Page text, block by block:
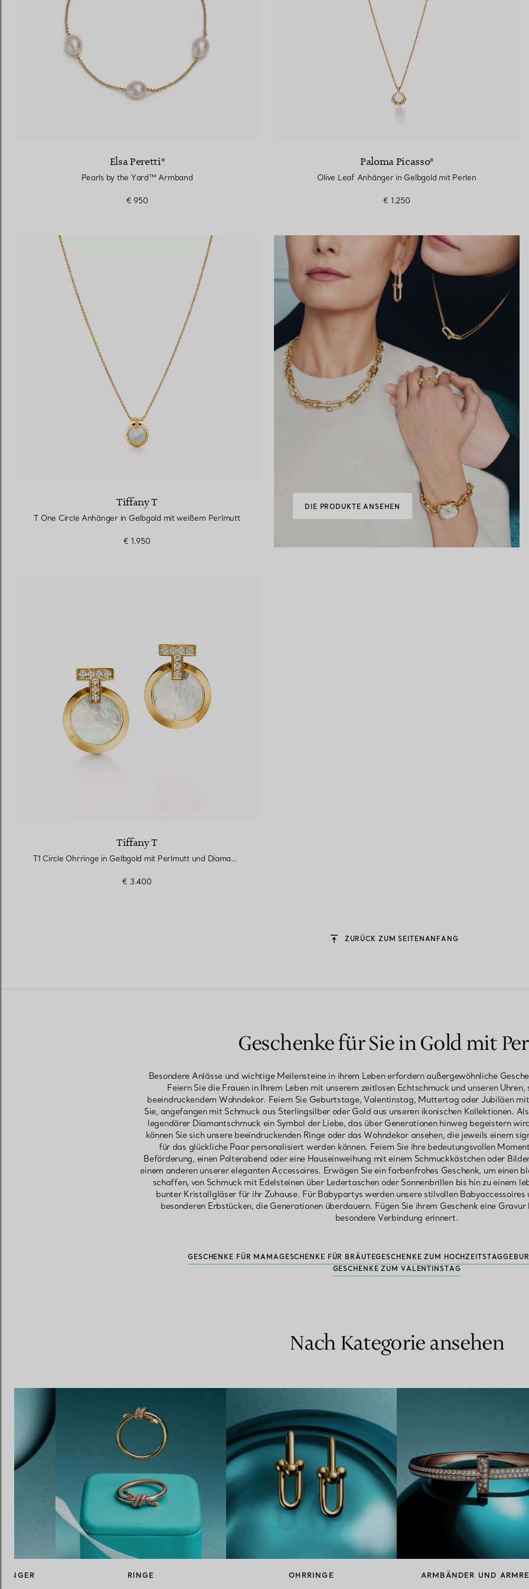
Elsa Peretti®
Pearls by the Yard™ Armband
€ 950
Paloma Picasso®
Olive Leaf Anhänger in Gelbgold mit Perlen
€ 1.250
Tiffany T
T One Circle Anhänger in Gelbgold mit weißem Perlmutt
€ 1.950
DIE PRODUKTE ANSEHEN
Tiffany T
T1 Circle Ohrringe in Gelbgold mit Perlmutt und Diamanten
€ 3.400
ZURÜCK ZUM SEITENANFANG
Geschenke für Sie in Gold mit
Besondere Anlässe und wichtige Meilensteine in ihrem Leben erfordern außergewöhnliche
Feiern Sie die Frauen in Ihrem Leben mit unserem zeitlosen Echtschmuck und unseren
beeindruckendem Wohndekor. Feiern Sie Geburtstage, Valentinstag, Muttertag oder Jubiläen
Sie, angefangen mit Schmuck aus Sterlingsilber oder Gold aus unseren ikonischen Kollektionen.
legendärer Diamantschmuck ein Symbol der Liebe, das über Generationen hinweg begeistern
können Sie sich unsere beeindruckenden Ringe oder das Wohndekor ansehen, die jeweils einem
für das glückliche Paar personalisiert werden können. Feiern Sie ihre bedeutungsvollen
Beförderung, einen Polterabend oder eine Hauseinweihung mit einem Schmuckkästchen oder
einem anderen unserer eleganten Accessoires. Erwägen Sie ein farbenfrohes Geschenk, um einen
schaffen, von Schmuck mit Edelsteinen über Ledertaschen oder Sonnenbrillen bis hin zu einem
bunter Kristallgläser für ihr Zuhause. Für Babypartys werden unsere stilvollen Babyaccessoires
besonderen Erbstücken, die Generationen überdauern. Fügen Sie ihrem Geschenk eine
besondere Verbindung erinnert.
GESCHENKE FÜR MAMAGESCHENKE FÜR BRÄUTEGESCHENKE ZUM HOCHZEITSTAG
GESCHENKE ZUM VALENTINSTAG
Nach Kategorie ansehen
RINGE OHRRINGE ARMBÄNDER UND